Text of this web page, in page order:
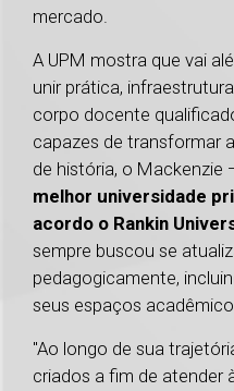
mercado.
A UPM mostra que vai
unir prática,
corpo docente
capazes de transformar
de história, o
melhor universidade
acordo o Rankin
sempre buscou se
pedagogicamente,
seus espaços
"Ao longo de sua
criados a fim de atender